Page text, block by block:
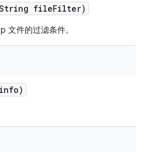
fileFilter)
文件的过滤条件。
info)